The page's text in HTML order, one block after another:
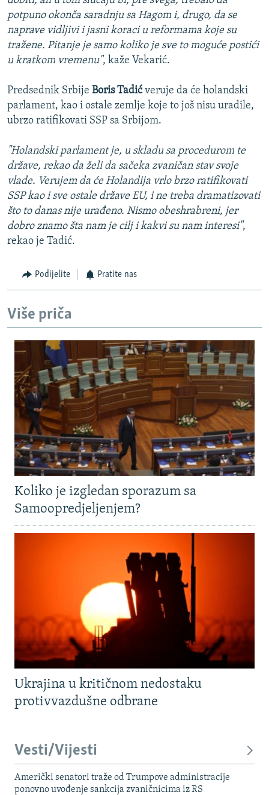
potpuno okonča saradnju sa Hagom i, drugo, da se
naprave vidljivi i jasni koraci u reformama koje su
tražene. Pitanje je samo koliko je sve to moguće postići
u kratkom vremenu", kaže Vekarić.
Predsednik Srbije Boris Tadićveruje da će holandski
parlament, kao i ostale zemlje koje to još nisu uradile,
ubrzo ratifikovati SSP sa Srbijom.
"Holandski parlament je, u skladu sa procedurom te
države, rekao da želi da sačeka zvaničan stav svoje
vlade. Verujem da će Holandija vrlo brzo ratifikovati
SSP kao i sve ostale države EU, i ne treba dramatizovati
što to danas nije urađeno. Nismo obeshrabreni, jer
dobro znamo šta nam je cilj i kakvi su nam interesi",
rekao je Tadić.
Podijelite Pratite nas
Više priča
Koliko je izgledan sporazum sa
Samoopredjeljenjem?
Ukrajina u kritičnom nedostaku
protivvazdušne odbrane
Vesti/Vijesti
Američki senatori traže od Trumpove administracije
ponovno uvođenje sankcija zvaničnicima iz RS